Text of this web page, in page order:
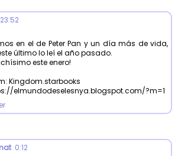
23:52
en el de Peter Pan y un día más de vida,
último lo leí el año pasado.
este enero!
Kingdom.starbooks
elmundodeselesnya.blogspot.com/?m=1
0:12